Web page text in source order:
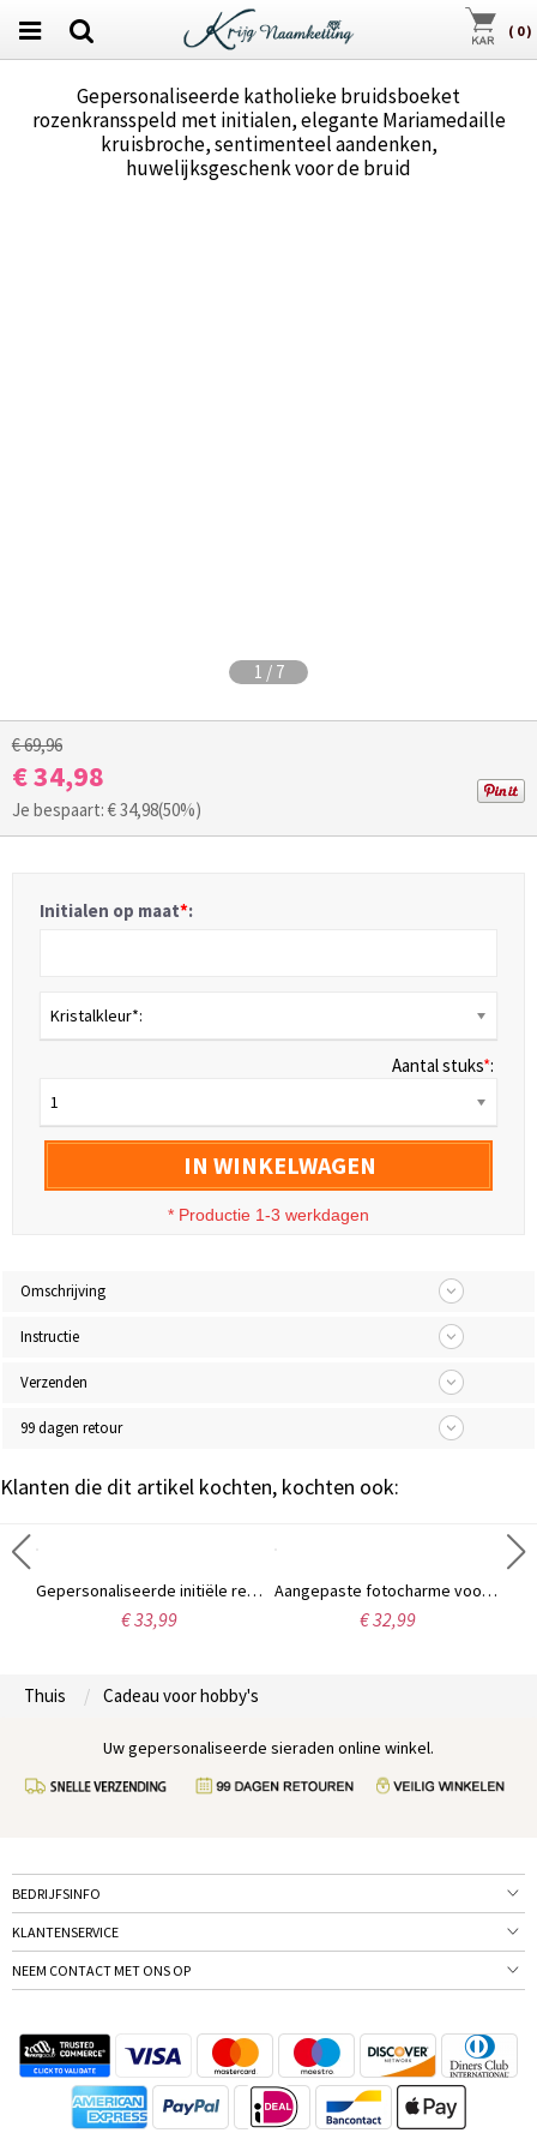
( 0)
Gepersonaliseerde katholieke bruidsboeket
rozenkransspeld met initialen, elegante Mariamedaille
kruisbroche, sentimenteel aandenken,
huwelijksgeschenk voor de bruid
1 / 7
€ 69,96
€ 34,98
Je bespaart: €34,98(50%)
Initialen op maat*:
Kristalkleur*:
Aantal stuks*:
1
IN WINKELWAGEN
* Productie 1-3 werkdagen
Omschrijving
Instructie
Verzenden
99 dagen retour
Klanten die dit artikel kochten, kochten ook:
Gepersonaliseerde initiële reversspeld, gepersonaliseerd naamspeldpak, aangepaste reversspeld, cadeaus voor dames en heren
€ 33,99
Aangepaste fotocharme voor bruidsherdenkingsboeket
€ 32,99
Thuis Cadeau voor hobby's
Uw gepersonaliseerde sieraden online winkel.
BEDRIJFSINFO
KLANTENSERVICE
NEEM CONTACT MET ONS OP